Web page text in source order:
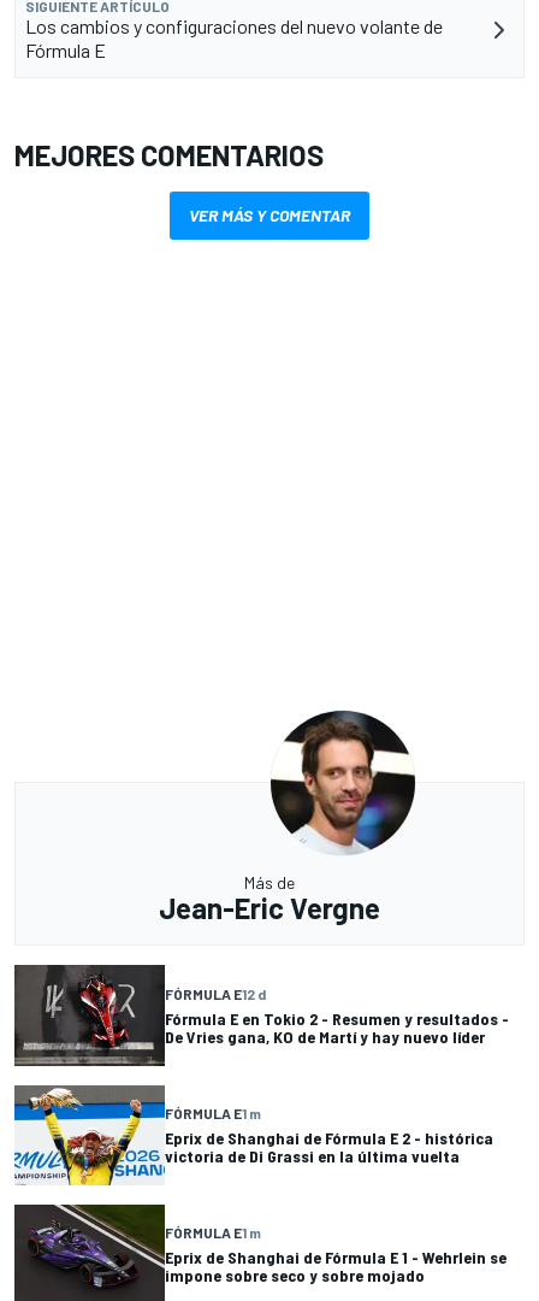
SIGUIENTE ARTÍCULO
Los cambios y configuraciones del nuevo volante de
Fórmula E
MEJORES COMENTARIOS
VER MÁS Y COMENTAR
Más de
Jean-Eric Vergne
FÓRMULA E12 d
Fórmula E en Tokio 2 - Resumen y resultados -
De Vries gana, KO de Martí y hay nuevo líder
FÓRMULA E1 m
Eprix de Shanghai de Fórmula E 2 - histórica
victoria de Di Grassi en la última vuelta
FÓRMULA E1 m
Eprix de Shanghai de Fórmula E 1 - Wehrlein se
impone sobre seco y sobre mojado